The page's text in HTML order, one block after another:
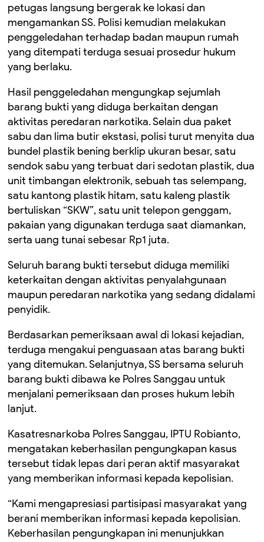
petugas langsung bergerak ke lokasi dan
mengamankan SS. Polisi kemudian melakukan
penggeledahan terhadap badan maupun rumah
yang ditempati terduga sesuai prosedur hukum
yang berlaku.
Hasil penggeledahan mengungkap sejumlah
barang bukti yang diduga berkaitan dengan
aktivitas peredaran narkotika. Selain dua paket
sabu dan lima butir ekstasi, polisi turut menyita dua
bundel plastik bening berklip ukuran besar, satu
sendok sabu yang terbuat dari sedotan plastik, dua
unit timbangan elektronik, sebuah tas selempang,
satu kantong plastik hitam, satu kaleng plastik
bertuliskan “SKW”, satu unit telepon genggam,
pakaian yang digunakan terduga saat diamankan,
serta uang tunai sebesar Rp1 juta.
Seluruh barang bukti tersebut diduga memiliki
keterkaitan dengan aktivitas penyalahgunaan
maupun peredaran narkotika yang sedang didalami
penyidik.
Berdasarkan pemeriksaan awal di lokasi kejadian,
terduga mengakui penguasaan atas barang bukti
yang ditemukan. Selanjutnya, SS bersama seluruh
barang bukti dibawa ke Polres Sanggau untuk
menjalani pemeriksaan dan proses hukum lebih
lanjut.
Kasatresnarkoba Polres Sanggau, IPTU Robianto,
mengatakan keberhasilan pengungkapan kasus
tersebut tidak lepas dari peran aktif masyarakat
yang memberikan informasi kepada kepolisian.
“Kami mengapresiasi partisipasi masyarakat yang
berani memberikan informasi kepada kepolisian.
Keberhasilan pengungkapan ini menunjukkan